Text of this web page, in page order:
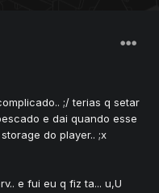
;/ terias q setar
e dai quando esse
do player.. ;x
e fui eu q fiz ta... u,U